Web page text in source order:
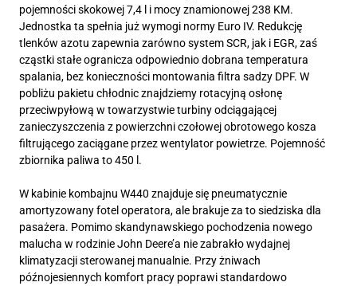
pojemności skokowej 7,4 l i mocy znamionowej 238 KM.
Jednostka ta spełnia już wymogi normy Euro IV. Redukcję
tlenków azotu zapewnia zarówno system SCR, jak i EGR, zaś
cząstki stałe ogranicza odpowiednio dobrana temperatura
spalania, bez konieczności montowania filtra sadzy DPF. W
pobliżu pakietu chłodnic znajdziemy rotacyjną osłonę
przeciwpyłową w towarzystwie turbiny odciągającej
zanieczyszczenia z powierzchni czołowej obrotowego kosza
filtrującego zaciągane przez wentylator powietrze. Pojemność
zbiornika paliwa to 450 l.
W kabinie kombajnu W440 znajduje się pneumatycznie
amortyzowany fotel operatora, ale brakuje za to siedziska dla
pasażera. Pomimo skandynawskiego pochodzenia nowego
malucha w rodzinie John Deere’a nie zabrakło wydajnej
klimatyzacji sterowanej manualnie. Przy żniwach
późnojesiennych komfort pracy poprawi standardowo